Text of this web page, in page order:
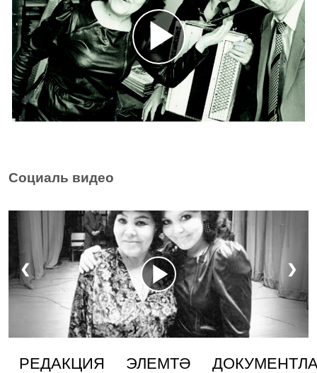
Социаль видео
❮ ❯
РЕДАКЦИЯ ЭЛЕМТӘ